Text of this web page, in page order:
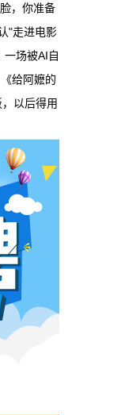
一半还
，几
本网原创
命
万部，
真人短
，拿走
本网原创
电影人
本网原创
，你准备
"走进电影
一场被AI自
给阿嬷的
以后得用